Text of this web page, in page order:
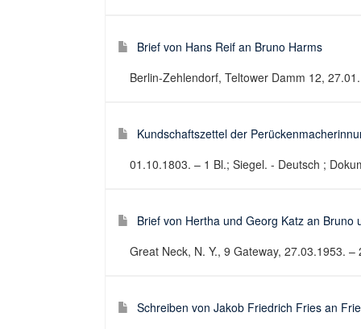
Brief von Hans Reif an Bruno Harms
Berlin-Zehlendorf, Teltower Damm 12,
Kundschaftszettel der
01.10.1803. – 1 Bl.; Siegel. - Deutsch ;
Brief von Hertha und Georg Katz an Bruno
Great Neck, N. Y., 9 Gateway, 27.03.1953.
Schreiben von Jakob Friedrich Fries an